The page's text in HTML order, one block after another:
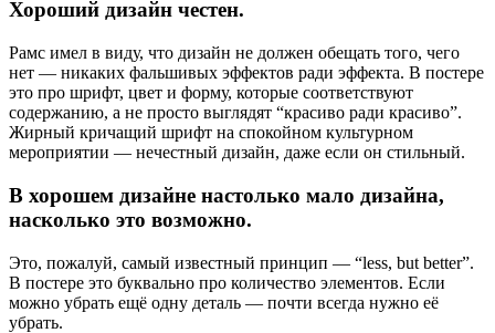
Хороший дизайн честен.
Рамс имел в виду, что дизайн не должен обещать того, чего
нет — никаких фальшивых эффектов ради эффекта. В постере
это про шрифт, цвет и форму, которые соответствуют
содержанию, а не просто выглядят “красиво ради красиво”.
Жирный кричащий шрифт на спокойном культурном
мероприятии — нечестный дизайн, даже если он стильный.
В хорошем дизайне настолько мало дизайна,
насколько это возможно.
Это, пожалуй, самый известный принцип — “less, but better”.
В постере это буквально про количество элементов. Если
можно убрать ещё одну деталь — почти всегда нужно её
убрать.